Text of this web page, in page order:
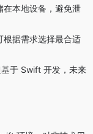
在本地设备，避免泄
根据需求选择最合适
于 Swift 开发，未来